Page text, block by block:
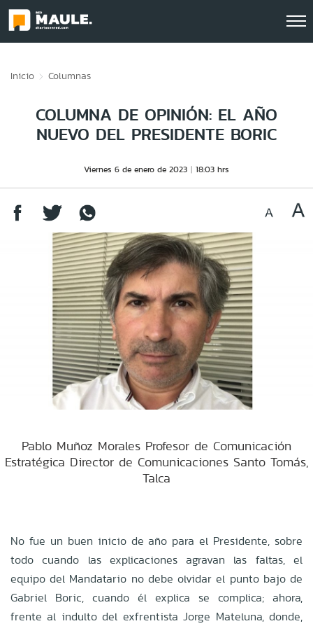
Inicio Columnas
COLUMNA DE OPINIÓN: EL AÑO
NUEVO DEL PRESIDENTE BORIC
Viernes 6 de enero de 2023 18:03 hrs
Pablo Muñoz Morales Profesor de Comunicación
Estratégica Director de Comunicaciones Santo Tomás,
Talca
No fue un buen inicio de año para el Presidente, sobre
todo cuando las explicaciones agravan las faltas, el
equipo del Mandatario no debe olvidar el punto bajo de
Gabriel Boric, cuando él explica se complica; ahora,
frente al indulto del exfrentista Jorge Mateluna, donde,